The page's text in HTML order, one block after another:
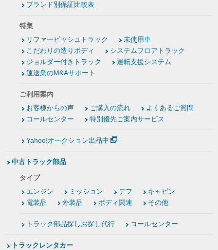
ブランド別保証比較表
特集
リファービッシュトラック
未使用車
こだわりの造りボディ
システムフロアトラック
ジョルダー付きトラック
運転支援システム
運送業のM&Aサポート
ご利用案内
お客様からの声
ご購入の流れ
よくあるご質問
コールセンター
特別優先ご案内サービス
Yahoo!オークション出品中
中古トラック部品
タイプ
エンジン
ミッション デフ
キャビン
電装品
外装品 ボディ関連 その他
トラック部品探しお探し代行 コールセンター
トラックレンタカー